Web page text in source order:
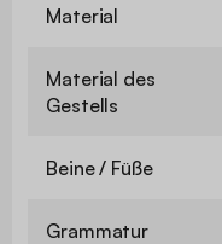
Material
Material des
Gestells
Beine / Füße
Grammatur